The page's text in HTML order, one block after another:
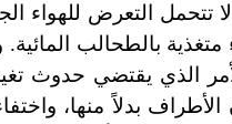
تتحمل التعرض للهواء
بالطحالب
الذي يقتضي حدوث
الأطراف بدلاً منها،